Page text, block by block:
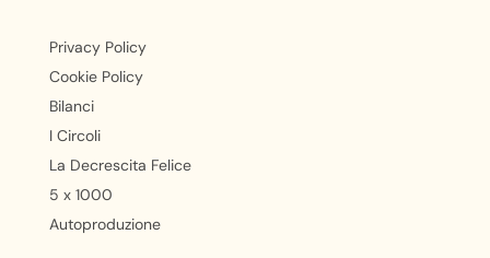
Privacy Policy
Cookie Policy
Bilanci
I Circoli
La Decrescita Felice
5 x 1000
Autoproduzione